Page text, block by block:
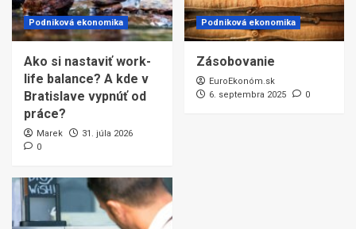
Podniková ekonomika
Ako si nastaviť work-
life balance? A kde v
Bratislave vypnúť od
práce?
Marek
31. júla 2026
0
Podniková ekonomika
Zásobovanie
EuroEkonóm.sk
6. septembra 2025
0